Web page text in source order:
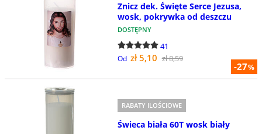
-27%
Znicz dek. Święte Serce Jezusa,
wosk, pokrywka od deszczu
DOSTĘPNY
41
Od zł 5,10 zł 8,59
RABATY ILOŚCIOWE
Świeca biała 60T wosk biały